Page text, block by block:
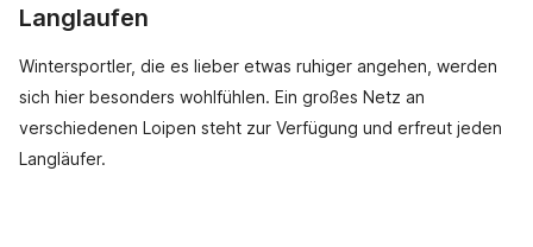
Langlaufen
Wintersportler, die es lieber etwas ruhiger angehen, werden
sich hier besonders wohlfühlen. Ein großes Netz an
verschiedenen Loipen steht zur Verfügung und erfreut jeden
Langläufer.